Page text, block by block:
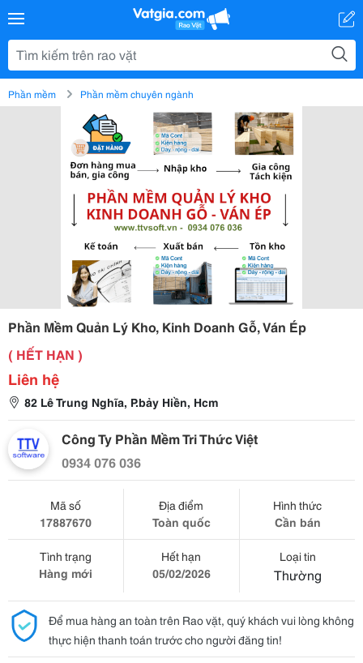
Phần mềm Phần mềm chuyên ngành
Phần Mềm Quản Lý Kho, Kinh Doanh Gỗ, Ván Ép
( HẾT HẠN )
Liên hệ
82 Lê Trung Nghĩa, P.bảy Hiền, Hcm
Công Ty Phần Mềm Tri Thức Việt
0934 076 036
Mã số
17887670
Địa điểm
Toàn quốc
Hình thức
Cần bán
Tình trạng
Hàng mới
Hết hạn
05/02/2026
Loại tin
Thường
Để mua hàng an toàn trên Rao vặt, quý khách vui lòng không
thực hiện thanh toán trước cho người đăng tin!